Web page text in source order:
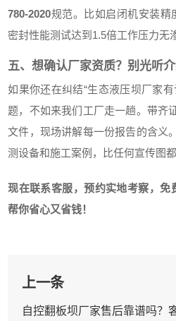
780-2020规范。比如启闭机安装精
密封性能测试达到1.5倍工作压力无
五、想确认厂家资质？别光听介
如果你还在纠结“生态液压坝厂家
题，不如来我们工厂走一趟。带齐
文件，现场讲解每一份报告的含义
测设备和施工案例，比任何宣传图都
现在联系客服，预约实地考察，免
帮你省心又省钱！
上一条
自控翻板坝厂家售后靠谱吗？